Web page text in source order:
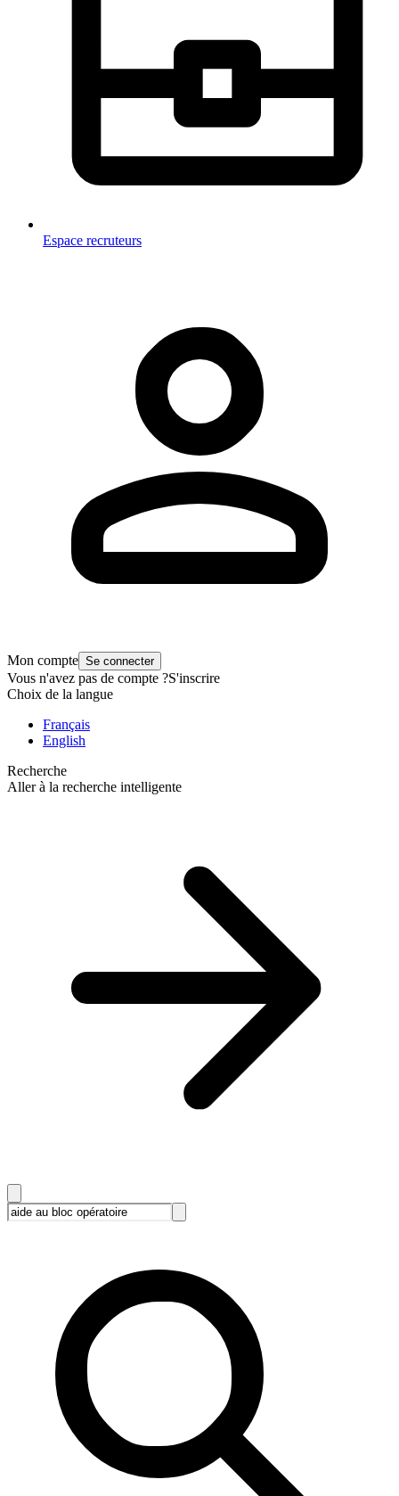
Espace recruteurs
Mon compte Se connecter
Vous n'avez pas de compte ?S'inscrire
Choix de la langue
Français
English
Recherche
Aller à la recherche intelligente